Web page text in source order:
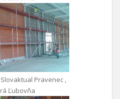
Pravenec ,
Ľubovňa